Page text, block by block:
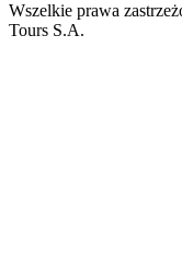
Wszelkie prawa
Tours S.A.